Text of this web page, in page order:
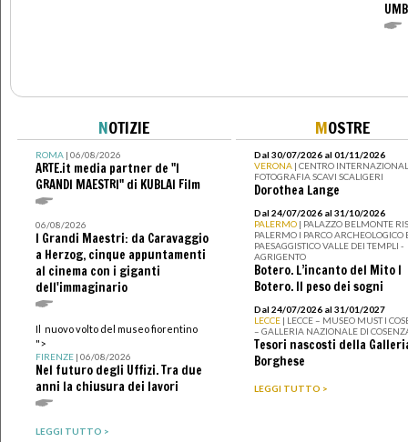
NOTIZIE
ROMA| 06/08/2026
ARTE.it media partner de "I
GRANDI MAESTRI" di KUBLAI Film
06/08/2026
I Grandi Maestri: da Caravaggio
a Herzog, cinque appuntamenti
al cinema con i giganti
dell'immaginario
Il nuovo volto del museo fiorentino
">
FIRENZE| 06/08/2026
Nel futuro degli Uffizi. Tra due
anni la chiusura dei lavori
LEGGI TUTTO >
MOSTRE
Dal 30/07/2026 al 01/11/2026
VERONA | CENTRO
FOTOGRAFIA SCAVI SCALIGERI
Dorothea Lange
Dal 24/07/2026 al 31/10/2026
PALERMO | PALAZZO BELMONTE
PALERMO I PARCO ARCHEOLOGICO
PAESAGGISTICO VALLE DEI TEMPLI -
AGRIGENTO
Botero. L’incanto del Mito I
Botero. Il peso dei sogni
Dal 24/07/2026 al 31/01/2027
LECCE | LECCE – MUSEO MUST I
– GALLERIA NAZIONALE DI
Tesori nascosti della
Borghese
LEGGI TUTTO >